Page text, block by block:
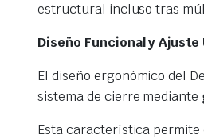
estructural incluso tras
Diseño Funcional y Ajuste
El diseño ergonómico del
sistema de cierre mediante
Esta característica